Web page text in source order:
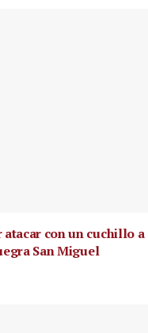
con un cuchillo a
San Miguel